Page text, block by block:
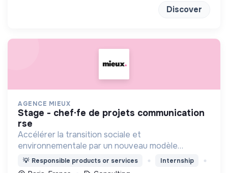
Discover
AGENCE MIEUX
stage - chef·fe de projets communication
rse
Accélérer la transition sociale et
environnementale par un nouveau modèle
d'agence engagée, experte, agile, créative et
heureuse.
💡 Responsible products or services Internship